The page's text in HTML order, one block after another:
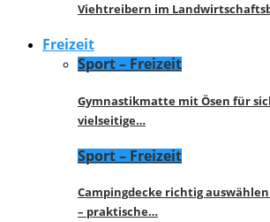
Viehtreibern im
Freizeit
Sport – Freizeit
Gymnastikmatte mit Ösen für
vielseitige…
Sport – Freizeit
Campingdecke richtig
– praktische…